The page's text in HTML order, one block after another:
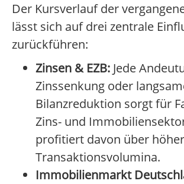
Der Kursverlauf der
lässt sich auf drei zentrale
zurückführen:
Zinsen & EZB: Jede
Zinssenkung oder
Bilanzreduktion sorgt für
Zins- und
profitiert davon über
Transaktionsvolumina.
Immobilienmarkt